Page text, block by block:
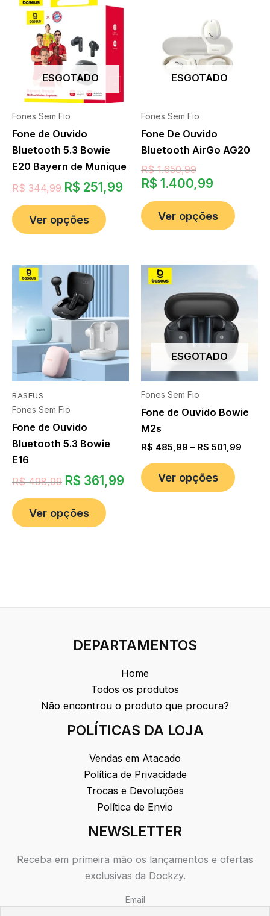
ESGOTADO
Fones Sem Fio
Fone de Ouvido
Bluetooth 5.3 Bowie
E20 Bayern de Munique
R$344,99 R$ 251,99
Ver opções
ESGOTADO
Fones Sem Fio
Fone De Ouvido
Bluetooth AirGo AG20
R$1.650,99
R$ 1.400,99
Ver opções
BASEUS
Fones Sem Fio
Fone de Ouvido
Bluetooth 5.3 Bowie
E16
R$498,99 R$ 361,99
Ver opções
ESGOTADO
Fones Sem Fio
Fone de Ouvido Bowie
M2s
R$ 485,99 – R$ 501,99
Ver opções
DEPARTAMENTOS
Home
Todos os produtos
Não encontrou o produto que procura?
POLÍTICAS DA LOJA
Vendas em Atacado
Política de Privacidade
Trocas e Devoluções
Política de Envio
NEWSLETTER
Receba em primeira mão os lançamentos e ofertas
exclusivas da Dockzy.
Email